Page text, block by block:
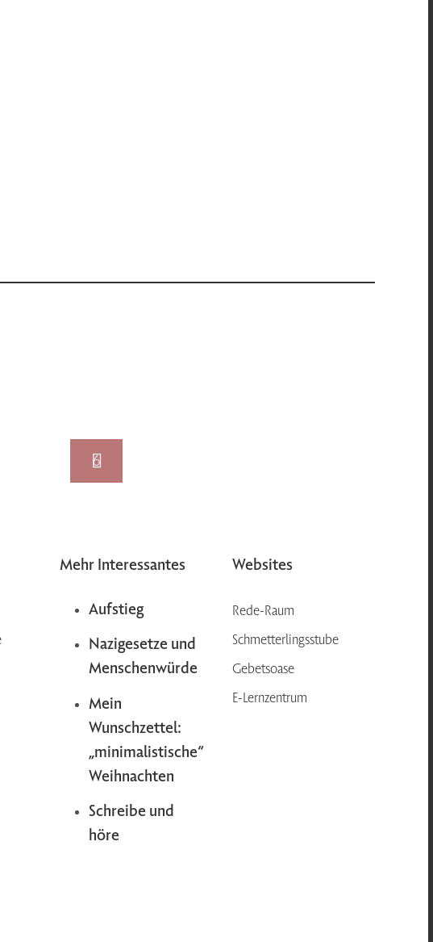
6
Mehr Interessantes
Aufstieg
Nazigesetze und
Menschenwürde
Mein
Wunschzettel:
„minimalistische“
Weihnachten
Schreibe und
höre
Websites
Rede-Raum
Schmetterlingsstube
Gebetsoase
E-Lernzentrum